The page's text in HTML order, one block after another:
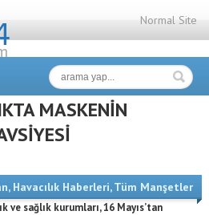
Normal Site
MASKENİN
, Havacılık Haberleri,Tüm Manşetler
ve sağlık kurumları, 16 Mayıs’tan